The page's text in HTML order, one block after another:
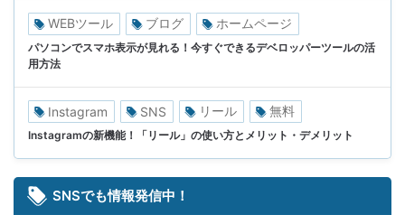
WEBツール ブログ ホームページ
パソコンでスマホ表示が見れる！今すぐできるデベロッパーツールの活
用方法
Instagram SNS リール 無料
Instagramの新機能！「リール」の使い方とメリット・デメリット
SNSでも情報発信中！